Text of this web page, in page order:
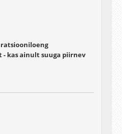
kas ainult suuga piirnev